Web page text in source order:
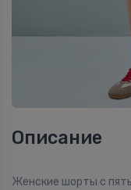
Описание
Женские шорты с